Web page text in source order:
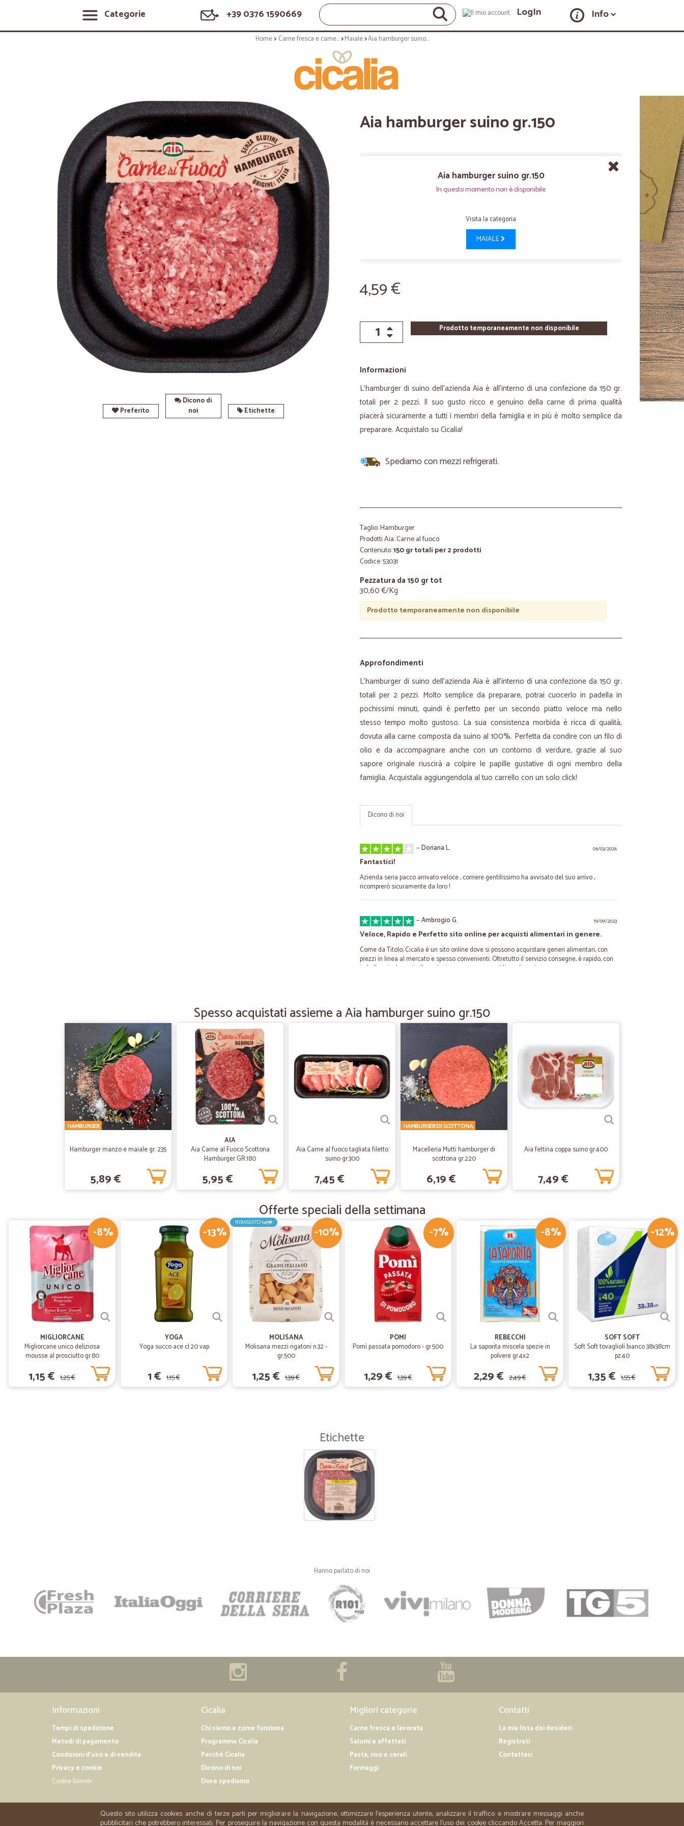
Categorie +39 0376 1590669 LogIn Info
Home Carne fresca e carne lavorata Maiale Aia hamburger suino gr.150
Preferito
Dicono di
noi
Etichette
Aia hamburger suino gr.150
Aia hamburger suino gr.150
In questo momento non è disponibile
Visita la categoria
MAIALE
4,59 €
Prodotto temporaneamente non disponibile
Informazioni
L’hamburger di suino dell’azienda Aia è all’interno di una confezione da 150 gr.
totali per 2 pezzi. Il suo gusto ricco e genuino della carne di prima qualità
piacerà sicuramente a tutti i membri della famiglia e in più è molto semplice da
preparare. Acquistalo su Cicalia!
Spediamo con mezzi refrigerati.
Taglio: Hamburger
Prodotti Aia: Carne al fuoco
Contenuto:150 gr totali per 2 prodotti
Codice: 53031
Pezzatura da 150 gr tot
30,60 €/Kg
Prodotto temporaneamente non disponibile
Approfondimenti
L’hamburger di suino dell’azienda Aia è all’interno di una confezione da 150 gr.
totali per 2 pezzi. Molto semplice da preparare, potrai cuocerlo in padella in
pochissimi minuti, quindi è perfetto per un secondo piatto veloce ma nello
stesso tempo molto gustoso. La sua consistenza morbida è ricca di qualità,
dovuta alla carne composta da suino al 100%. Perfetta da condire con un filo di
olio e da accompagnare anche con un contorno di verdure, grazie al suo
sapore originale riuscirà a colpire le papille gustative di ogni membro della
famiglia. Acquistala aggiungendola al tuo carrello con un solo click!
Dicono di noi
06/03/2026
—Doriana L.
Fantastici!
Azienda seria pacco arrivato veloce , corriere gentilissimo ha avvisato del suo arrivo ,
ricomprerò sicuramente da loro !
19/09/2023
—Ambrogio G.
Veloce, Rapido e Perfetto sito online per acquisti alimentari in genere.
Come da Titolo; Cicalia è un sito online dove si possono acquistare generi alimentari, con
prezzi in linea al mercato e spesso convenienti. Oltretutto il servizio consegne, è rapido, con
imballaggi adeguati alla protezione merce e con utilizzo di corriere espresso preciso e
— Elena P.
Professionisti molto rapidi e prodotti ottimi
Sono professionali molto attenti e tanta disponibilità. Ottimi prodotti la consegna veloce .
Complimenti
22/06/2021
—Valentina T.
Tutto bene
Tutto bene Arrivato integro ed in perfetto orario
Ottimo
19/02/2020
Simone F.
Ottimo
Ottimo, prodotto che cercavo, consegna rapida
22/10/2019
Fantastico
Fantastico, riacquisterò senz'altro!
30/03/2019
sono stata molto contenta del servizio…
sono stata molto contenta del servizio e del prodotto Grazie
Ottima azienda prodotto ottimi arrivati perfetti, inscatolati meravigliosamente. io abito in
una zona Montana e quindi ho parecchia strada da fare per trovare un supermercato così ho
scoperto per caso questa ditta e ho provato subito. Il corriere che mi consegna è refrigerato
e i prodotti arrivano perfetti nonostante lui , non l’azienda, non voglia venire fino a casa ma
Grazie
Spesso acquistati assieme a Aia hamburger suino gr.150
Hamburger manzo e maiale gr. 235
HAMBURGER
5,89 €
AIA
Aia Carne al Fuoco Scottona
Hamburger GR.180
5,95 €
Aia Carne al fuoco tagliata filetto
suino gr.300
7,45 €
Macelleria Mutti hamburger di
scottona gr.220
HAMBURGER DI SCOTTONA
6,19 €
Aia fettina coppa suino gr.400
7,49 €
Offerte speciali della settimana
-8%
MIGLIORCANE
Migliorcane unico deliziosa
mousse al prosciutto gr.80
1,15 € 1,25 €
-13%
YOGA
Yoga succo ace cl.20 vap
1 € 1,15 €
-10%
RIBASSATO1,45€
MOLISANA
Molisana mezzi rigatoni n.32 -
gr.500
1,25 € 1,39 €
-7%
POMI
Pomì passata pomodoro - gr.500
1,29 € 1,39 €
-8%
REBECCHI
La saporita miscela spezie in
polvere gr.4x2
2,29 € 2,49 €
-12%
SOFT SOFT
Soft Soft tovaglioli bianco 38x38cm
pz.40
1,35 € 1,55 €
Etichette
Hanno parlato di noi
Informazioni
Tempi di spedizione
Metodi di pagamento
Condizioni d'uso e di vendita
Privacy e cookie
Cookie banner
Cicalia
Chi siamo e come funziona
Programma Cicalia
Perché Cicalia
Dicono di noi
Dove spediamo
Migliori categorie
Carne fresca e lavorata
Salumi e affettati
Pasta, riso e cerali
Formaggi
Contatti
La mia lista dei desideri
Registrati
Contattaci
Questo sito utilizza cookies anche di terze parti per migliorare la navigazione, ottimizzare l'esperienza utente, analizzare il traffico e mostrare messaggi anche
pubblicitari che potrebbero interessati. Per proseguire la navigazione con questa modalità è necessario accettare l'uso dei cookie cliccando Accetta. Per maggiori